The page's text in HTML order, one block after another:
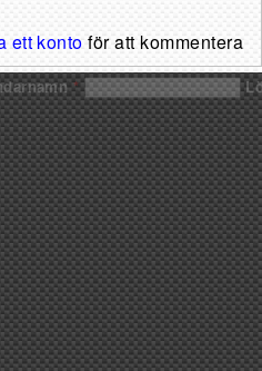
ett konto för att kommentera
*